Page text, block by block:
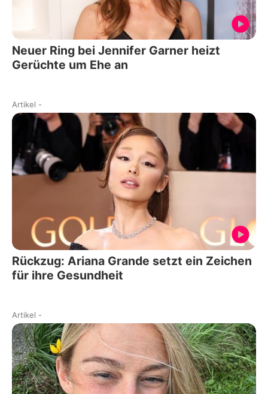
Neuer Ring bei Jennifer Garner heizt
Gerüchte um Ehe an
Artikel -
Rückzug: Ariana Grande setzt ein Zeichen
für ihre Gesundheit
Artikel -